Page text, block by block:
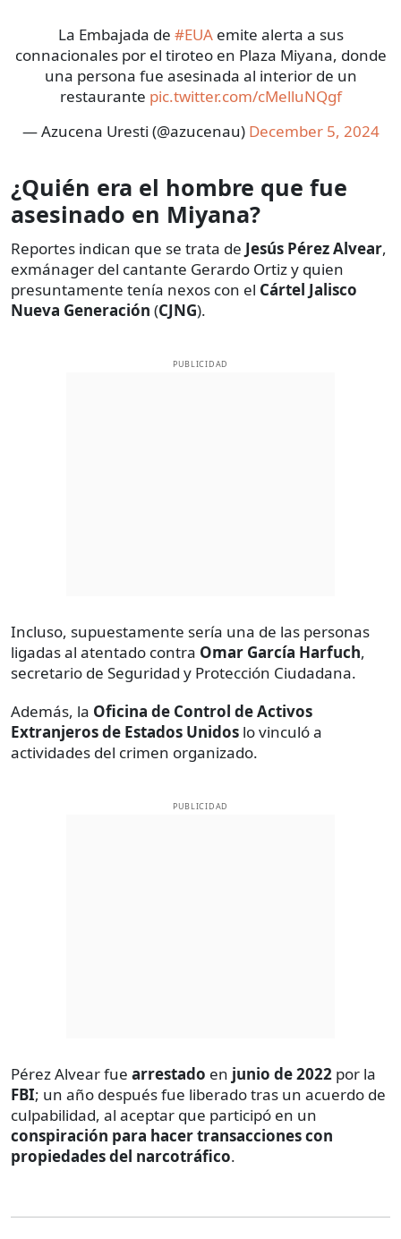
La Embajada de #EUAemite alerta a sus
connacionales por el tiroteo en Plaza Miyana, donde
una persona fue asesinada al interior de un
restaurante pic.twitter.com/cMelluNQgf
— Azucena Uresti (@azucenau) December 5, 2024
¿Quién era el hombre que fue
asesinado en Miyana?
Reportes indican que se trata de Jesús Pérez Alvear,
exmánager del cantante Gerardo Ortiz y quien
presuntamente tenía nexos con el Cártel Jalisco
Nueva Generación (CJNG).
PUBLICIDAD
Incluso, supuestamente sería una de las personas
ligadas al atentado contra Omar García Harfuch,
secretario de Seguridad y Protección Ciudadana.
Además, la Oficina de Control de Activos
Extranjeros de Estados Unidos lo vinculó a
actividades del crimen organizado.
PUBLICIDAD
Pérez Alvear fue arrestado en junio de 2022 por la
FBI; un año después fue liberado tras un acuerdo de
culpabilidad, al aceptar que participó en un
conspiración para hacer transacciones con
propiedades del narcotráfico.